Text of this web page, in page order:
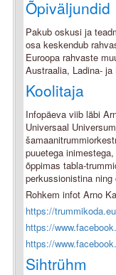
Õpiväljundid
Pakub oskusi ja
osa keskendub
Euroopa rahvaste
Austraalia, Ladina-
Koolitaja
Infopäeva viib läbi
Universaal
puuetega
õppimas tabla-
perkussionistina
Rohkem infot Arno
https://
https://
https://
Sihtrühm